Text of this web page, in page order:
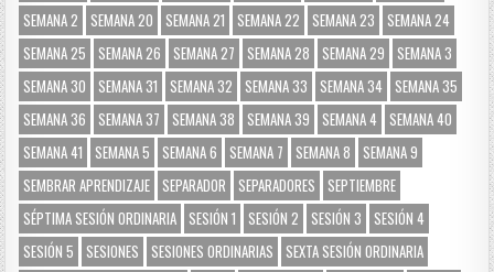
SEMANA 2
SEMANA 20 SEMANA 21 SEMANA 22 SEMANA 23
SEMANA 24
SEMANA 25
SEMANA 26 SEMANA 27 SEMANA 28 SEMANA 29
SEMANA 3
SEMANA 30
SEMANA 31 SEMANA 32 SEMANA 33 SEMANA 34
SEMANA 35
SEMANA 36
SEMANA 37 SEMANA 38 SEMANA 39 SEMANA 4
SEMANA 40
SEMANA 41
SEMANA 5 SEMANA 6 SEMANA 7 SEMANA 8
SEMANA 9
SEMBRAR APRENDIZAJE SEPARADOR SEPARADORES
SEPTIEMBRE
SÉPTIMA SESIÓN ORDINARIA SESIÓN 1 SESIÓN 2 SESIÓN 3
SESIÓN 4
SESIÓN 5
SESIONES SESIONES ORDINARIAS
SEXTA SESIÓN ORDINARIA